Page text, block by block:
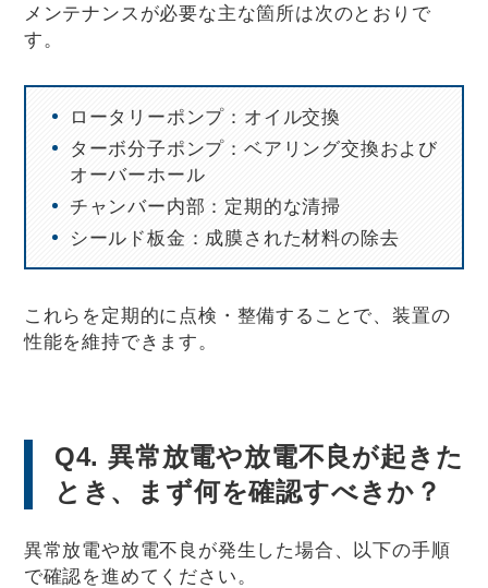
メンテナンスが必要な主な箇所は次のとおりで
す。
ロータリーポンプ：オイル交換
ターボ分子ポンプ：ベアリング交換および
オーバーホール
チャンバー内部：定期的な清掃
シールド板金：成膜された材料の除去
これらを定期的に点検・整備することで、装置の
性能を維持できます。
Q4. 異常放電や放電不良が起きた
とき、まず何を確認すべきか？
異常放電や放電不良が発生した場合、以下の手順
で確認を進めてください。